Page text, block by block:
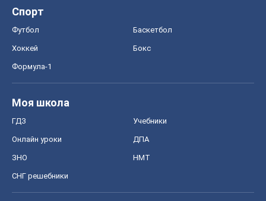
Спорт
Футбол Баскетбол
Хоккей Бокс
Формула-1
Моя школа
ГДЗ Учебники
Онлайн уроки ДПА
ЗНО НМТ
СНГ решебники